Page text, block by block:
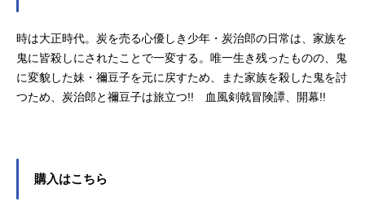
時は大正時代。炭を売る心優しき少年・炭治郎の日常は、家族を
鬼に皆殺しにされたことで一変する。唯一生き残ったものの、鬼
に変貌した妹・禰豆子を元に戻すため、また家族を殺した鬼を討
つため、炭治郎と禰豆子は旅立つ!! 血風剣戟冒険譚、開幕!!
購入はこちら